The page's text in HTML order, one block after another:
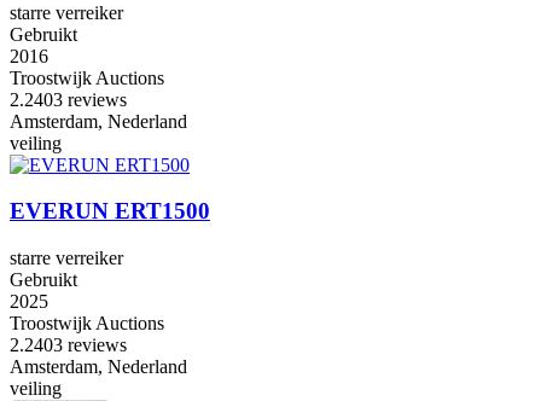
starre verreiker
Gebruikt
2016
Troostwijk Auctions
2.2403 reviews
Amsterdam, Nederland
veiling
EVERUN ERT1500
starre verreiker
Gebruikt
2025
Troostwijk Auctions
2.2403 reviews
Amsterdam, Nederland
veiling